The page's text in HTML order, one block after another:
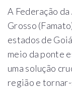
A Federação
Grosso
estados de
meio da ponte
uma solução
região e